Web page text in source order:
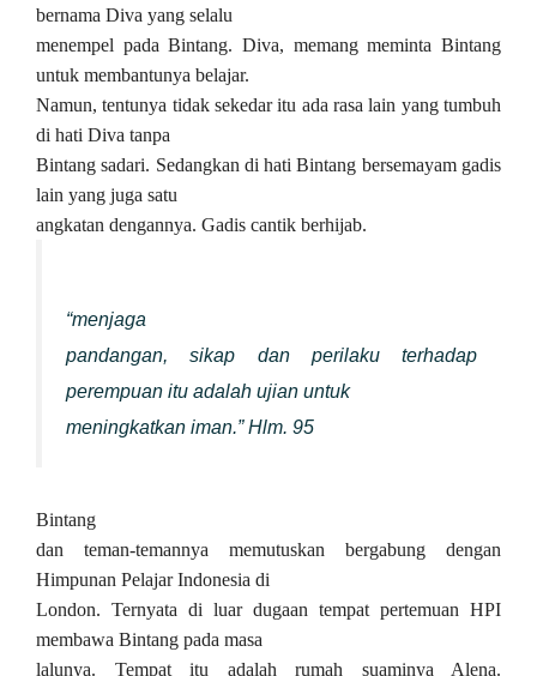
bernama Diva yang selalu
menempel pada Bintang. Diva, memang meminta Bintang
untuk membantunya belajar.
Namun, tentunya tidak sekedar itu ada rasa lain yang tumbuh
di hati Diva tanpa
Bintang sadari. Sedangkan di hati Bintang bersemayam gadis
lain yang juga satu
angkatan dengannya. Gadis cantik berhijab.
“menjaga
pandangan, sikap dan perilaku terhadap
perempuan itu adalah ujian untuk
meningkatkan iman.” Hlm. 95
Bintang
dan teman-temannya memutuskan bergabung dengan
Himpunan Pelajar Indonesia di
London. Ternyata di luar dugaan tempat pertemuan HPI
membawa Bintang pada masa
lalunya. Tempat itu adalah rumah suaminya Alena.